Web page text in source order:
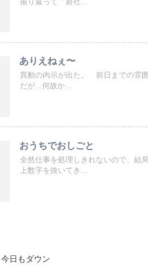
ありえねぇ〜
異動の内示が出た。 前日までの雰
だが...何故か...
おうちでおしごと
全然仕事を処理しきれないので、結
上数字を抜いてき...
今日もダウン